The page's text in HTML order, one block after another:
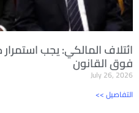
ائتلاف المالكي: يجب
فوق القانون
July 26, 2026
<< التفاصيل